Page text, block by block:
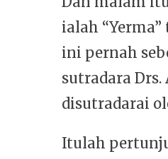
ialah
ini pernah
sutradara Drs.
disutradarai
Itulah